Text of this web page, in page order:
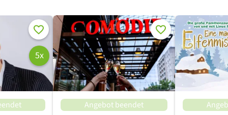
Merken
5x
Merken
Angebot beendet